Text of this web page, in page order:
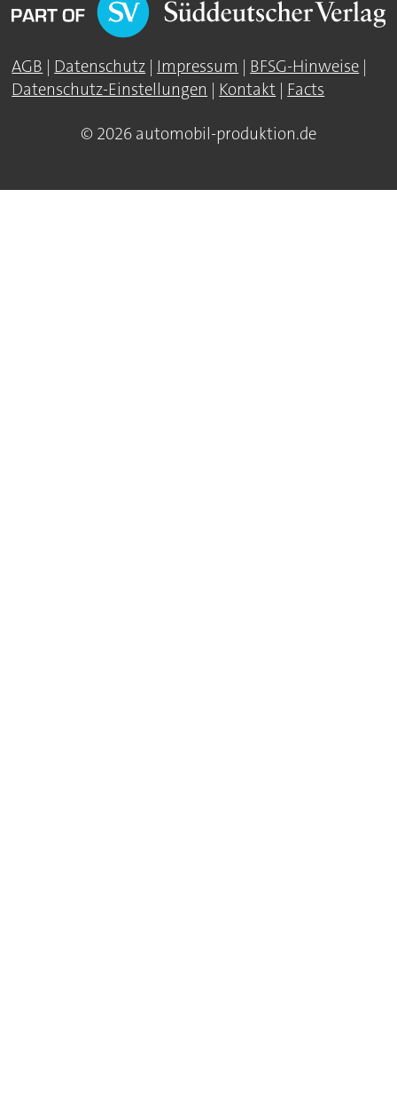
AGB | Datenschutz | Impressum | BFSG-Hinweise |
Datenschutz-Einstellungen | Kontakt | Facts
© 2026 automobil-produktion.de